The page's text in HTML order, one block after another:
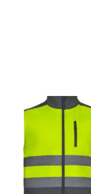
tiene múltiplesRango de